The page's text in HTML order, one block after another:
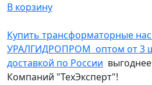
В корзину
Купить трансформаторные
УРАЛГИДРОПРОМ оптом от 3
доставкой по России
Компаний "ТехЭксперт"!